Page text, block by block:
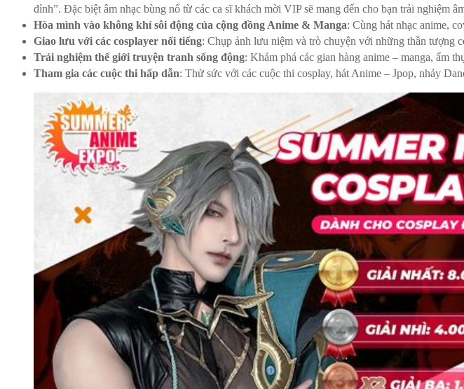
đỉnh”. Đặc biệt âm nhạc bùng nổ từ các ca sĩ khách mời VIP sẽ mang đến cho bạn trải nghiệm
Hòa mình vào không khí sôi động của cộng đồng Anime & Manga: Cùng hát nhạc anime,
Giao lưu với các cosplayer nổi tiếng: Chụp ảnh lưu niệm và trò chuyện với những thần tượng
Trải nghiệm thế giới truyện tranh sống động: Khám phá các gian hàng anime – manga, ẩm
Tham gia các cuộc thi hấp dẫn: Thử sức với các cuộc thi cosplay, hát Anime – Jpop, nhảy